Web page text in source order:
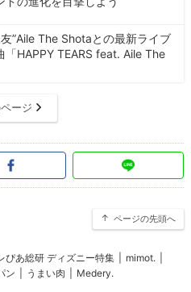
友”Aile The Shotaとの最新ライブ
「HAPPY TEARS feat. Aile The
ージ
ページの先頭へ
ぴあ総研 ディズニー特集 mimot.
ン うまい肉 Medery.